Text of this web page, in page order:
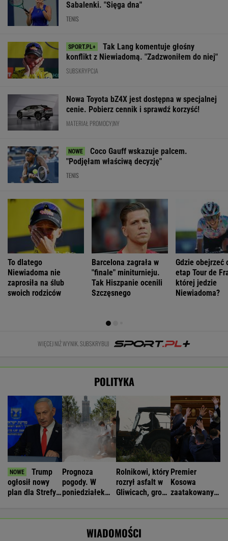
Sabalenki. "Sięga dna"
TENIS
Tak Lang komentuje głośny
konflikt z Niewiadomą. "Zadzwoniłem do niej"
SUBSKRYPCJA
Nowa Toyota bZ4X jest dostępna w specjalnej
cenie. Pobierz cennik i sprawdź korzyść!
MATERIAŁ PROMOCYJNY
Coco Gauff wskazuje palcem.
"Podjęłam właściwą decyzję"
TENIS
To dlatego
Niewiadoma nie
zaprosiła na ślub
swoich rodziców
Barcelona zagrała w
"finale" miniturnieju.
Tak Hiszpanie ocenili
Szczęsnego
Gdzie obejrzeć
etap Tour de
której jedzie
Niewiadoma?
WIĘCEJ NIŻ WYNIK. SUBSKRYBUJ
POLITYKA
Trump
ogłosił nowy
plan dla Strefy
Prognoza
pogody. W
poniedziałek
Rolnikowi, który
rozrył asfalt w
Gliwicach, grozi
Premier
Kosowa
zaatakowany
WIADOMOŚCI